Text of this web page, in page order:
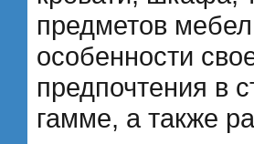
предметов
особенности
предпочтения в
гамме, а также